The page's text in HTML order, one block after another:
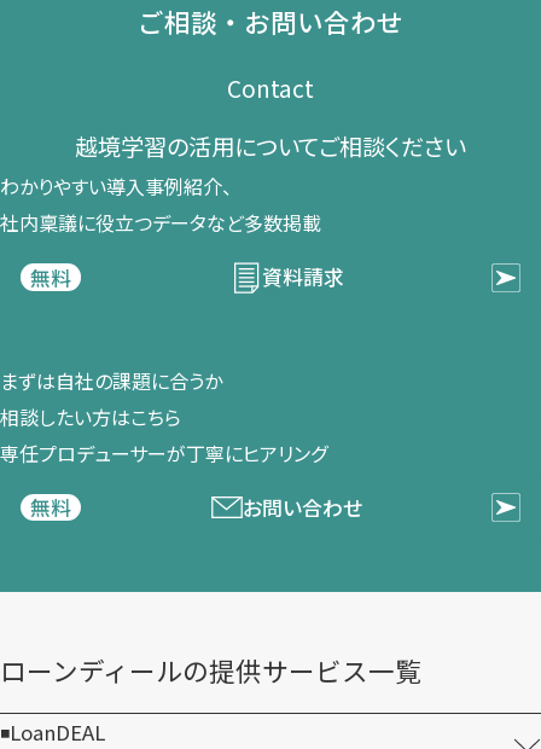
ご相談・お問い合わせ
Contact
越境学習の​活用に​ついて​ご相談ください​
わかりやすい導入事例紹介、​
社内稟議に​役立つデータなど​多数掲載
無料
資料請求
まずは​自社の​課題に​合うか​
相談したい方は​こちら
専任プロデューサーが​丁寧に​ヒアリング
無料
お問い合わせ
ローンディールの​提供サービス一覧
LoanDEAL